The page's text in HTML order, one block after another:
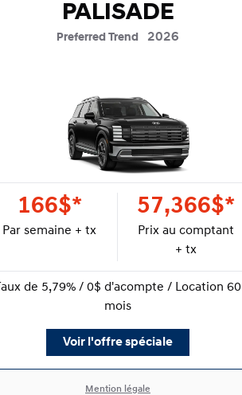
PALISADE
Preferred Trend 2026
166$*
Par semaine + tx
57,366$*
Prix au comptant
+ tx
Taux de 5,79% / 0$ d'acompte / Location 60
mois
Voir l'offre spéciale
Mention légale